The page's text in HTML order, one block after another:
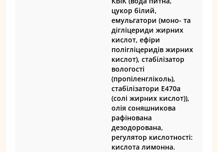
цукор білий,
емульгатори (моно- та
дігліцериди жирних
кислот, ефіри
полігліцеридів жирних
кислот), стабілізатор
вологості
(пропіленгліколь),
стабілізатори Е470а
(солі жирних кислот)),
олія соняшникова
рафінована
дезодорована,
регулятор кислотності:
кислота лимонна.